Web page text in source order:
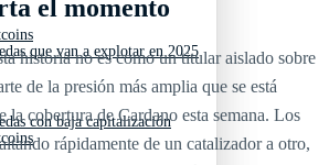
con baja capitalización
que van a explotar en 2025
el momento
historia no es como un titular aislado sobre
de la presión más amplia que se está
la cobertura de Cardano esta semana. Los
rápidamente de un catalizador a otro,